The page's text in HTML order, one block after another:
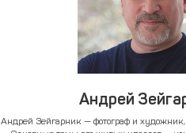
Андрей
Андрей Зейгарник — фотограф и